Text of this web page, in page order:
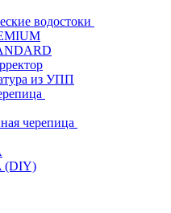
водостоки
из УПП
черепица
(DIY)